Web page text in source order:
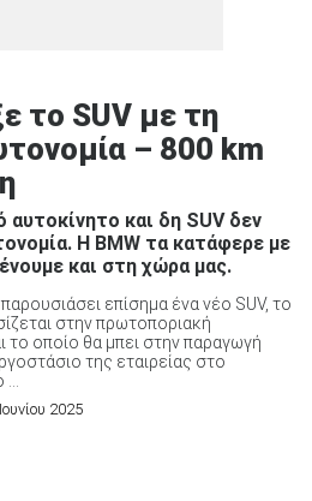
το SUV με τη
– 800 km
αυτοκίνητο και δη SUV δεν
Η BMW τα κατάφερε με
και στη χώρα μας.
επίσημα ένα νέο SUV, το
στην πρωτοποριακή
το οποίο θα μπει στην παραγωγή
της εταιρείας στο
2025